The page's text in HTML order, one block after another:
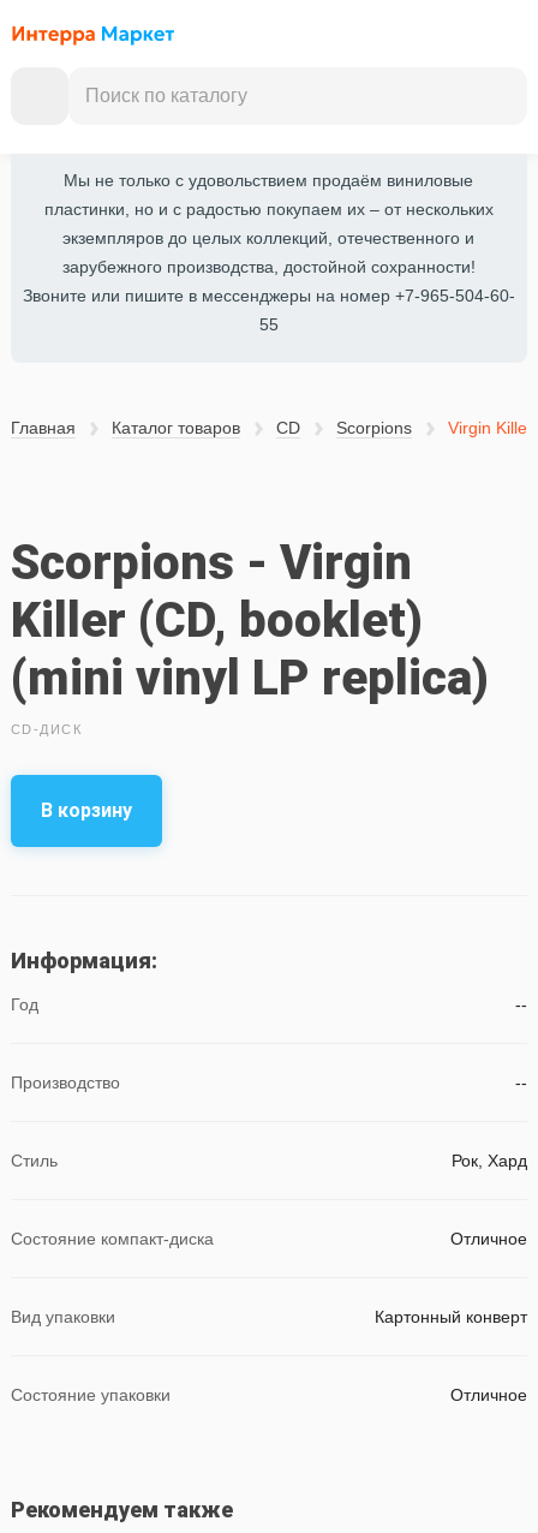
Мы не только с удовольствием продаём виниловые
пластинки, но и с радостью покупаем их – от нескольких
экземпляров до целых коллекций, отечественного и
зарубежного производства, достойной сохранности!
Звоните или пишите в мессенджеры на номер +7-965-504-60-
55
Главная Каталог товаров CD Scorpions Virgin
Scorpions - Virgin
Killer (CD, booklet)
(mini vinyl LP replica)
CD-ДИСК
В корзину
Информация:
Год --
Производство --
Стиль Рок, Хард
Состояние компакт-диска Отличное
Вид упаковки Картонный конверт
Состояние упаковки Отличное
Рекомендуем также